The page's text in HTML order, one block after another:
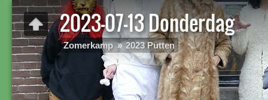
2023-07-13 Donderdag
Zomerkamp » 2023 Putten